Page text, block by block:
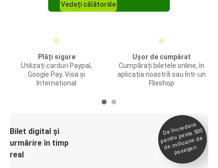
Vedeți călătoriile
Plăți sigure
Utilizați carduri Paypal,
Google Pay, Visa și
International
Ușor de cumpărat
Cumpărați biletele online, în
aplicația noastră sau într-un
Flixshop
Bilet digital și
urmărire în timp
real
De încredere
pentru peste 500
de
milioane de
pasageri